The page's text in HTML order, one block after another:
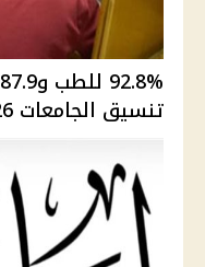
تنسيق الجامعات 2026 وأماكن المرحلة ...